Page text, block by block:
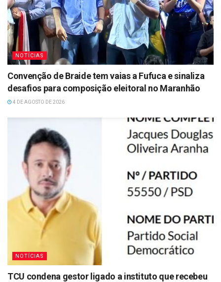
NOTÍCIAS
Convenção de Braide tem vaias a Fufuca e sinaliza
desafios para composição eleitoral no Maranhão
4 DE AGOSTO DE 2026
NOTÍCIAS
TCU condena gestor ligado a instituto que recebeu